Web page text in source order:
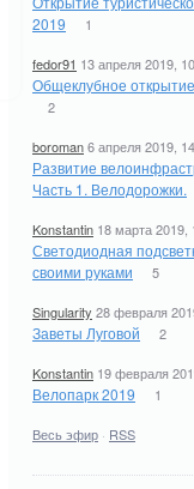
2019
1
fedor91 13 апреля 2019,
Общеклубное
2
boroman6 апреля 2019,
Развитие
Часть 1. Велодорожки.
Konstantin 18 марта 2019,
Светодиодная
своими руками
5
Singularity 28 февраля
Заветы Луговой 2
Konstantin 19 февраля
Велопарк 2019 1
Весь эфир · RSS